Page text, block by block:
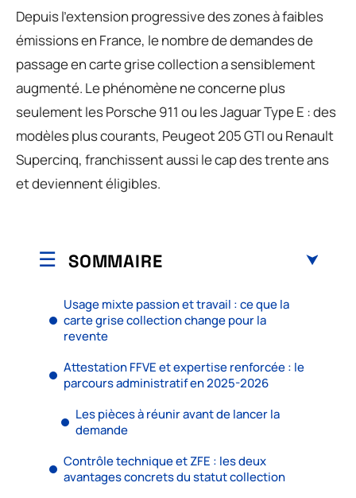
Depuis l’extension progressive des zones à faibles
émissions en France, le nombre de demandes de
passage en carte grise collection a sensiblement
augmenté. Le phénomène ne concerne plus
seulement les Porsche 911 ou les Jaguar Type E : des
modèles plus courants, Peugeot 205 GTI ou Renault
Supercinq, franchissent aussi le cap des trente ans
et deviennent éligibles.
SOMMAIRE
Usage mixte passion et travail : ce que la
carte grise collection change pour la
revente
Attestation FFVE et expertise renforcée : le
parcours administratif en 2025-2026
Les pièces à réunir avant de lancer la
demande
Contrôle technique et ZFE : les deux
avantages concrets du statut collection